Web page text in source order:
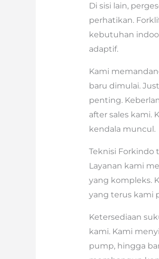
Di sisi lain,
perhatikan.
kebutuhan
adaptif.
Kami
baru dimulai.
penting.
after sales kami.
kendala muncul.
Teknisi Forkindo
Layanan kami
yang kompleks.
yang terus kami
Ketersediaan
kami. Kami
pump, hingga